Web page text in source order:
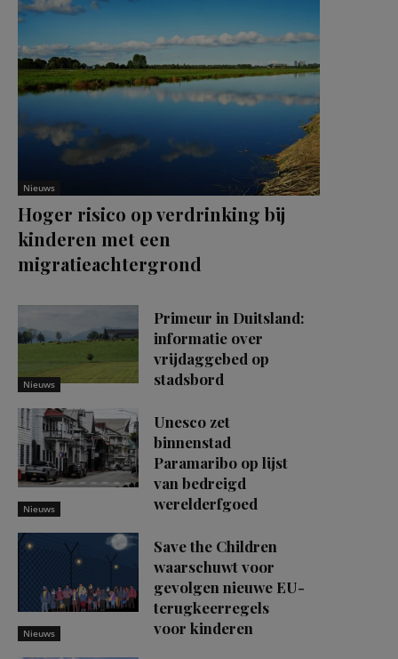
Nieuws
Hoger risico op verdrinking bij
kinderen met een
migratieachtergrond
Nieuws
Primeur in Duitsland:
informatie over
vrijdaggebed op
stadsbord
Nieuws
Unesco zet
binnenstad
Paramaribo op lijst
van bedreigd
werelderfgoed
Nieuws
Save the Children
waarschuwt voor
gevolgen nieuwe EU-
terugkeerregels
voor kinderen